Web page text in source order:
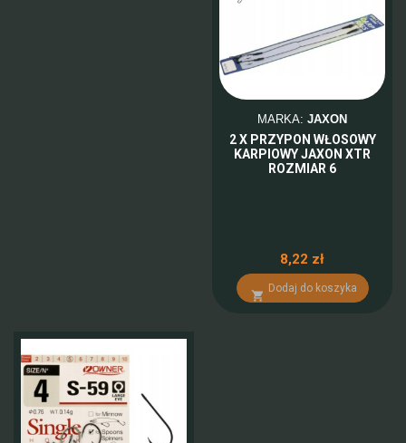
MARKA: JAXON
2 X PRZYPON WŁOSOWY
KARPIOWY JAXON XTR
ROZMIAR 6
8,22 zł

Dodaj do koszyka